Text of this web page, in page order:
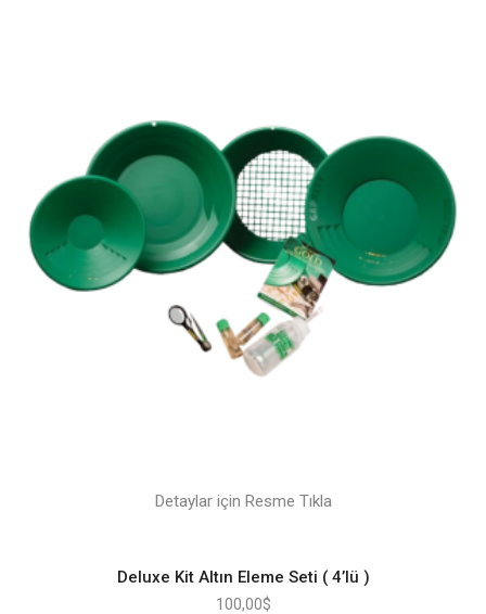
Detaylar için Resme Tıkla
Deluxe Kit Altın Eleme Seti ( 4’lü )
100,00$